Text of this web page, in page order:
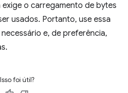
o carregamento de bytes
usados. Portanto, use essa
e, de preferência,
Isso foi útil?